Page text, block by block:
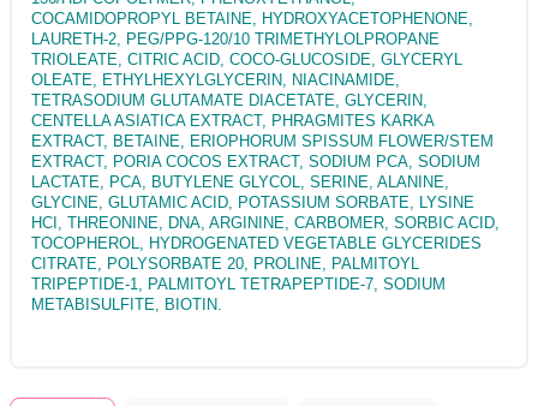
COCAMIDOPROPYL BETAINE, HYDROXYACETOPHENONE,
LAURETH-2, PEG/PPG-120/10 TRIMETHYLOLPROPANE
TRIOLEATE, CITRIC ACID, COCO-GLUCOSIDE, GLYCERYL
OLEATE, ETHYLHEXYLGLYCERIN, NIACINAMIDE,
TETRASODIUM GLUTAMATE DIACETATE, GLYCERIN,
CENTELLA ASIATICA EXTRACT, PHRAGMITES KARKA
EXTRACT, BETAINE, ERIOPHORUM SPISSUM FLOWER/STEM
EXTRACT, PORIA COCOS EXTRACT, SODIUM PCA, SODIUM
LACTATE, PCA, BUTYLENE GLYCOL, SERINE, ALANINE,
GLYCINE, GLUTAMIC ACID, POTASSIUM SORBATE, LYSINE
HCI, THREONINE, DNA, ARGININE, CARBOMER, SORBIC ACID,
TOCOPHEROL, HYDROGENATED VEGETABLE GLYCERIDES
CITRATE, POLYSORBATE 20, PROLINE, PALMITOYL
TRIPEPTIDE-1, PALMITOYL TETRAPEPTIDE-7, SODIUM
METABISULFITE, BIOTIN.